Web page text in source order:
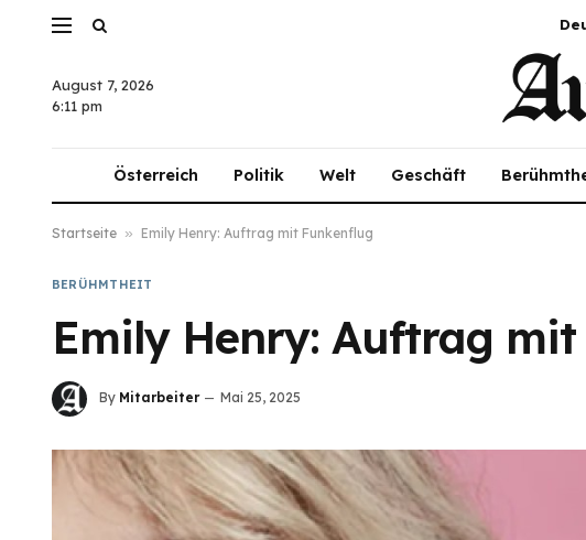
August 7, 2026
6:11 pm
Österreich Politik Welt Geschäft
Startseite » Emily Henry: Auftrag mit Funkenflug
BERÜHMTHEIT
Emily Henry: Auftrag
By Mitarbeiter Mai 25, 2025